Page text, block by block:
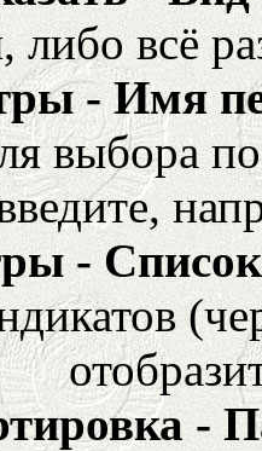
либо всё
- Имя
выбора
-
-